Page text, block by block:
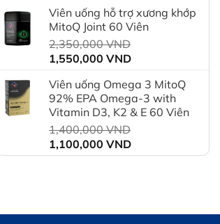
2,350,000 VND.
tại
là:
Viên uống hỗ trợ xương khớp
MitoQ Joint 60 Viên
2,350,000VND
2,350,000 VND.
1,550,000 VNDGiá
tại
là:
1,550,000 VND.
Viên uống Omega 3 MitoQ
92% EPA Omega-3 with
Vitamin D3, K2 & E 60 Viên
1,400,000VND
là:
1,100,000 VNDGiá
hiện